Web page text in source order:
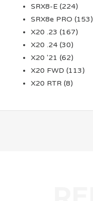
SRX8-E (224)
SRX8e PRO (153)
X20 .23 (167)
X20 .24 (30)
X20 '21 (62)
X20 FWD (113)
X20 RTR (8)